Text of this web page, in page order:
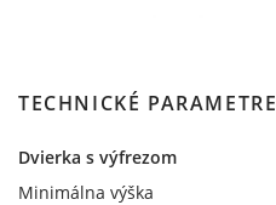
TECHNICKÉ PARAMETRE
Dvierka s výfrezom
Minimálna výška